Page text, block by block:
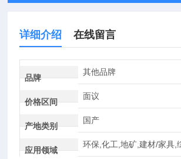
详细介绍 在线留言
品牌
其他品牌
价格区间
面议
产地类别
国产
应用领域
环保,化工,地矿,建材/家具,